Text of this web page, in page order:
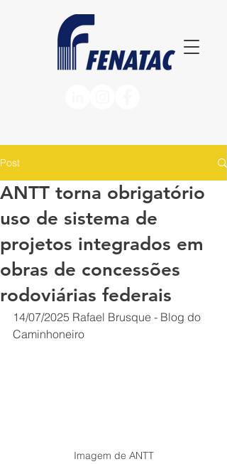
Post
ANTT torna obrigatório
uso de sistema de
projetos integrados em
obras de concessões
rodoviárias federais
14/07/2025 Rafael Brusque - Blog do
Caminhoneiro
Imagem de ANTT